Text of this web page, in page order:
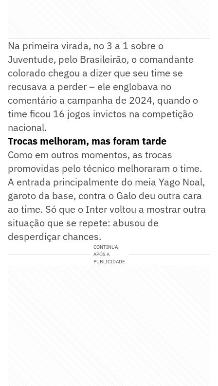
Na primeira virada, no 3 a 1 sobre o
Juventude, pelo Brasileirão, o comandante
colorado chegou a dizer que seu time se
recusava a perder – ele englobava no
comentário a campanha de 2024, quando o
time ficou 16 jogos invictos na competição
nacional.
Trocas melhoram, mas foram tarde
Como em outros momentos, as trocas
promovidas pelo técnico melhoraram o time.
A entrada principalmente do meia Yago Noal,
garoto da base, contra o Galo deu outra cara
ao time. Só que o Inter voltou a mostrar outra
situação que se repete: abusou de
desperdiçar chances.
CONTINUA
APÓS A
PUBLICIDADE